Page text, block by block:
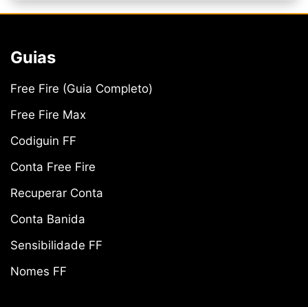
Guias
Free Fire (Guia Completo)
Free Fire Max
Codiguin FF
Conta Free Fire
Recuperar Conta
Conta Banida
Sensibilidade FF
Nomes FF